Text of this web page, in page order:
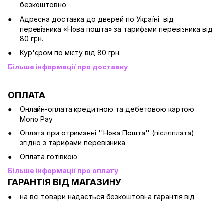
безкоштовно
Адресна доставка до дверей по Україні від
перевізника «Нова пошта» за тарифами перевізника від
80 грн.
Кур'єром по місту від 80 грн.
Більше інформації про доставку
ОПЛАТА
Онлайн-оплата кредитною та дебетовою картою
Mono Pay
Оплата при отриманні ''Нова Пошта'' (післяплата)
згідно з тарифами перевізника
Оплата готівкою
Більше інформації про оплату
ГАРАНТІЯ ВІД МАГАЗИНУ
на всі товари надається безкоштовна гарантія від